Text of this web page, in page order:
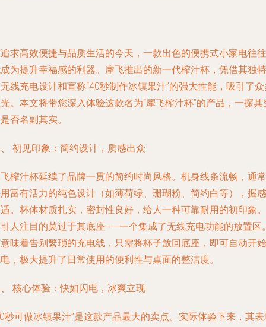
求高效便捷与品质生活的今天，一款出色的便携式小家电往往
为提升幸福感的利器。摩飞推出的新一代榨汁杯，凭借其独特
线充电设计和宣称“40秒制作冰镇果汁”的强大性能，吸引了
。本文将带您深入体验这款名为“摩飞榨汁杯”的产品，一探其
否名副其实。
初见印象：简约设计，质感出众
榨汁杯延续了品牌一贯的简约时尚风格。机身线条流畅，通常
富有活力的纯色设计（如薄荷绿、珊瑚粉、简约白等），握感
。杯体材质扎实，密封性良好，给人一种可靠耐用的初印象。
人注目的莫过于其底座——一个集成了无线充电功能的放置区
味着告别繁琐的充电线，只需将杯子放回底座，即可自动开始
，极大提升了日常使用的便利性与桌面的整洁度。
核心体验：快如闪电，冰爽立现
秒可做冰镇果汁”是这款产品最大的卖点。实际体验下来，其